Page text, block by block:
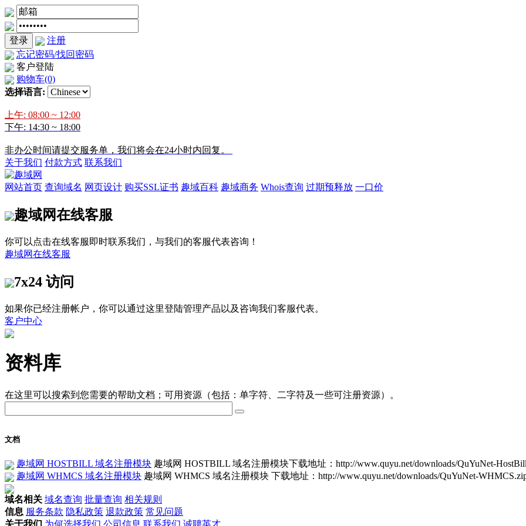
登录
注册
忘记密码/找回密码
客户登陆
购物车(0)
选择语言:
上午: 08:00 ~ 12:00
下午: 14:30 ~ 18:00
非办公时间请提交服务单，我们将会在24小时内回复。
关于我们 付款方式 联系我们
网站首页 查询域名 网页设计 购买SSL证书 趣域百科 趣域商务 Whois查询 过期预释放 一口价
趣域网在线客服
你可以点击在线客服即时联系我们，与我们的客服代表咨询！
趣域网在线客服
7x24 访问
如果你已经注册帐户，你可以通过这里登陆管理产品以及咨询我们客服代表。
客户中心
资料库
在这里可以搜索到您需要的帮助文档；可用资源（包括：单字符、二字符及一些可注册资源）。
文档
趣域网 HOSTBILL 域名注册模块 趣域网 HOSTBILL 域名注册模块下载地址：http://www.quyu.net/downloads/QuYuNet-
趣域网 WHMCS 域名注册模块 趣域网 WHMCS 域名注册模块 下载地址：http://www.quyu.net/downloads/QuYuNet-
域名相关 域名查询 批量查询 相关规则
信息 服务条款 隐私政策 退款政策 常见问题
关于我们 为何选择我们 公司信息 联系我们 诚聘英才